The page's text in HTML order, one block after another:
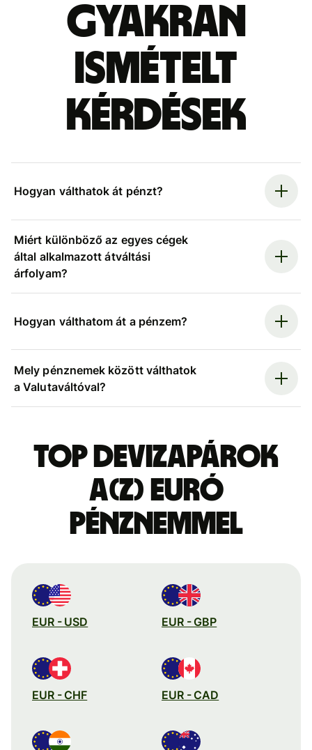
Gyakran
ismételt
kérdések
Hogyan válthatok át pénzt?
Miért különböző az egyes cégek
által alkalmazott átváltási
árfolyam?
Hogyan válthatom át a pénzem?
Mely pénznemek között válthatok
a Valutaváltóval?
Top devizapárok
a(z) euró
pénznemmel
EUR - USD EUR - GBP
EUR - CHF EUR - CAD